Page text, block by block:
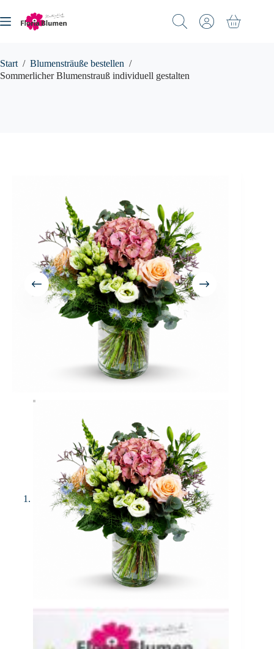
Inhalt
springen
Warenkorb
Start / Blumensträuße bestellen /
Sommerlicher Blumenstrauß individuell gestalten